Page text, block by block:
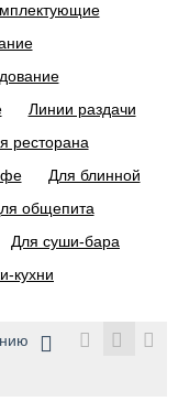
Линии раздачи
ресторана
Для блинной
общепита
Для суши-бара
кухни